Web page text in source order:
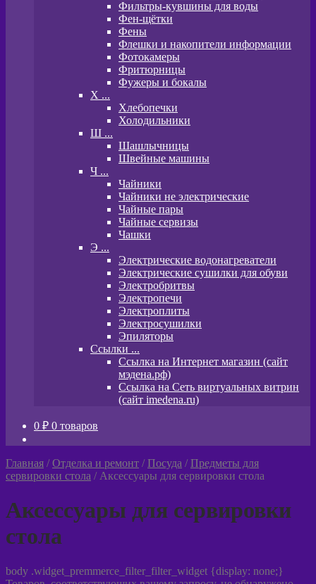
Фильтры-кувшины для воды
Фен-щётки
Фены
Флешки и накопители информации
Фотокамеры
Фритюрницы
Фужеры и бокалы
Х ...
Хлебопечки
Холодильники
Ш ...
Шашлычницы
Швейные машины
Ч ...
Чайники
Чайники не электрические
Чайные пары
Чайные сервизы
Чашки
Э ...
Электрические водонагреватели
Электрические сушилки для обуви
Электробритвы
Электропечи
Электроплиты
Электросушилки
Эпиляторы
Ссылки ...
Ссылка на Интернет магазин (сайт
мэдена.рф)
Ссылка на Сеть виртуальных витрин
(сайт imedena.ru)
0 ₽ 0 товаров
Главная /Отделка и ремонт /Посуда /Предметы для
сервировки стола / Аксессуары для сервировки стола
Аксессуары для сервировки
стола
body .widget_premmerce_filter_filter_widget {display: none;}